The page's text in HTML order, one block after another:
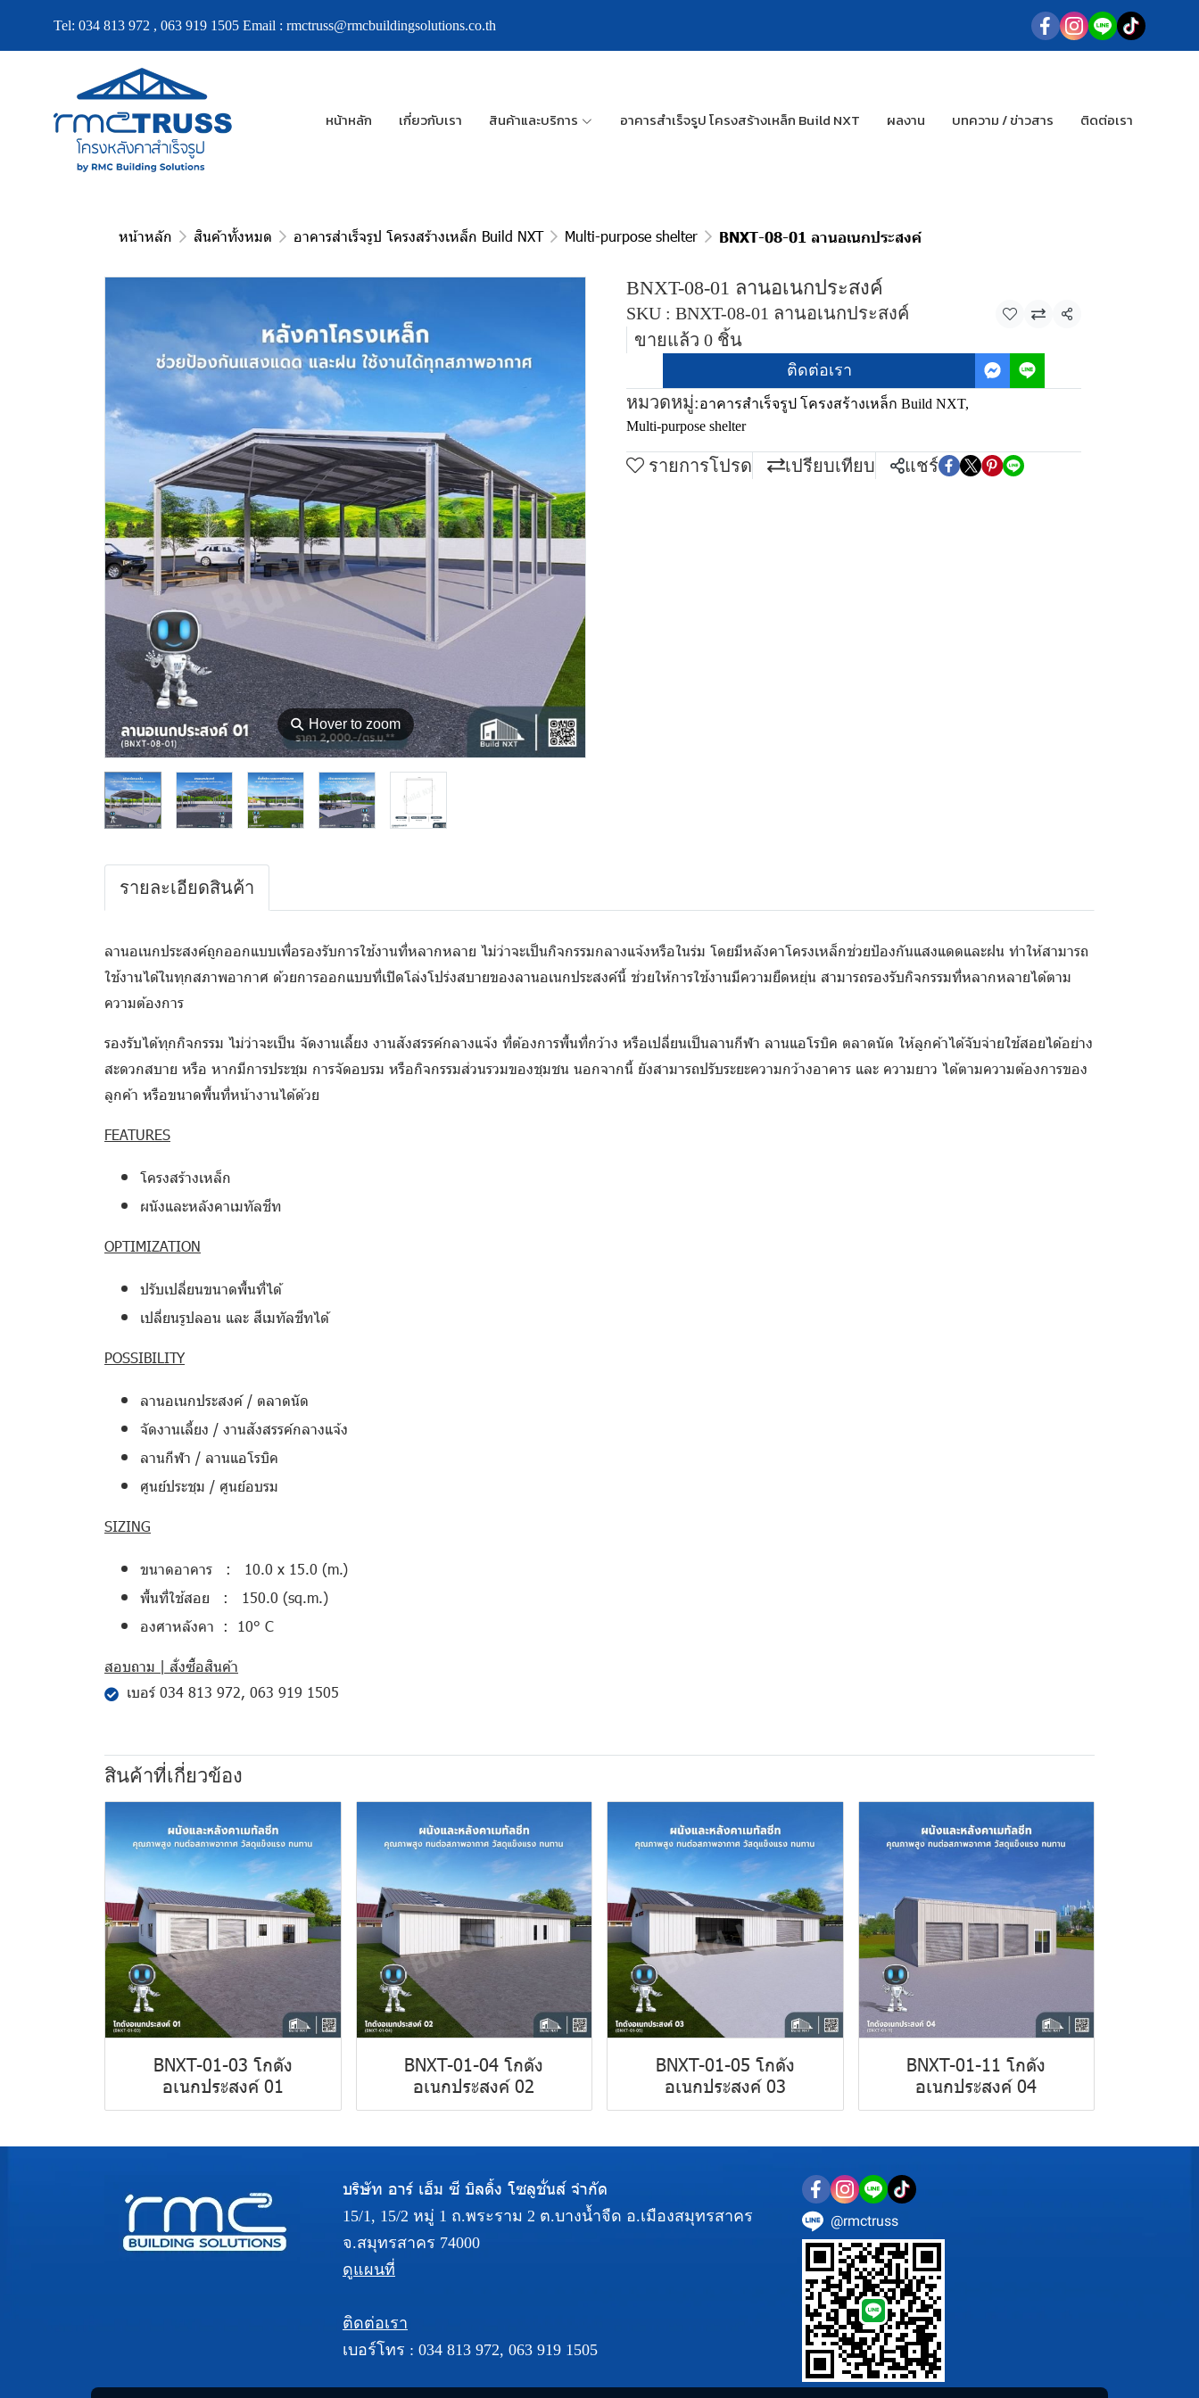
Tel: 034 813 972 , 063 919 1505 Email : rmctruss@rmcbuildingsolutions.co.th
หน้าหลัก เกี่ยวกับเรา สินค้าและบริการ อาคารสำเร็จรูป โครงสร้างเหล็ก Build NXT ผลงาน บทความ / ข่าวสาร ติดต่อเรา
หน้าหลัก สินค้าทั้งหมด อาคารสำเร็จรูป โครงสร้างเหล็ก Build NXT Multi-purpose shelter BNXT-08-01 ลานอเนกประสงค์
⚲ Hover to zoom
BNXT-08-01 ลานอเนกประสงค์
SKU : BNXT-08-01 ลานอเนกประสงค์
ขายแล้ว 0 ชิ้น
แชร์
ติดต่อเรา
หมวดหมู่:อาคารสำเร็จรูป โครงสร้างเหล็ก Build NXT,
Multi-purpose shelter
รายการโปรด เปรียบเทียบ แชร์
รายละเอียดสินค้า
ลานอเนกประสงค์ถูกออกแบบเพื่อรองรับการใช้งานที่หลากหลาย ไม่ว่าจะเป็นกิจกรรมกลางแจ้งหรือในร่ม โดยมีหลังคาโครงเหล็กช่วยป้องกันแสงแดดและฝน ทำให้สามารถ
ใช้งานได้ในทุกสภาพอากาศ ด้วยการออกแบบที่เปิดโล่งโปร่งสบายของลานอเนกประสงค์นี้ ช่วยให้การใช้งานมีความยืดหยุ่น สามารถรองรับกิจกรรมที่หลากหลายได้ตาม
ความต้องการ
รองรับได้ทุกกิจกรรม ไม่ว่าจะเป็น จัดงานเลี้ยง งานสังสรรค์กลางแจ้ง ที่ต้องการพื้นที่กว้าง หรือเปลี่ยนเป็นลานกีฬา ลานแอโรบิค ตลาดนัด ให้ลูกค้าได้จับจ่ายใช้สอยได้อย่าง
สะดวกสบาย หรือ หากมีการประชุม การจัดอบรม หรือกิจกรรมส่วนรวมของชุมชน นอกจากนี้ ยังสามารถปรับระยะความกว้างอาคาร และ ความยาว ได้ตามความต้องการของ
ลูกค้า หรือขนาดพื้นที่หน้างานได้ด้วย
FEATURES
โครงสร้างเหล็ก
ผนังและหลังคาเมทัลชีท
OPTIMIZATION
ปรับเปลี่ยนขนาดพื้นที่ได้
เปลี่ยนรูปลอน และ สีเมทัลชีทได้
POSSIBILITY
ลานอเนกประสงค์ / ตลาดนัด
จัดงานเลี้ยง / งานสังสรรค์กลางแจ้ง
ลานกีฬา / ลานแอโรบิค
ศูนย์ประชุม / ศูนย์อบรม
SIZING
ขนาดอาคาร : 10.0 x 15.0 (m.)
พื้นที่ใช้สอย : 150.0 (sq.m.)
องศาหลังคา : 10° C
สอบถาม | สั่งซื้อสินค้า
เบอร์ 034 813 972, 063 919 1505
สินค้าที่เกี่ยวข้อง
BNXT-01-03 โกดัง
อเนกประสงค์ 01
BNXT-01-04 โกดัง
อเนกประสงค์ 02
BNXT-01-05 โกดัง
อเนกประสงค์ 03
BNXT-01-11 โกดัง
อเนกประสงค์ 04
บริษัท อาร์ เอ็ม ซี บิลดิ้ง โซลูชั่นส์ จำกัด
15/1, 15/2 หมู่ 1 ถ.พระราม 2 ต.บางน้ำจืด อ.เมืองสมุทรสาคร
จ.สมุทรสาคร 74000
ดูแผนที่
ติดต่อเรา
เบอร์โทร : 034 813 972, 063 919 1505
@rmctruss